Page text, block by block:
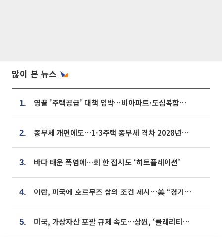
많이 본 뉴스
1. 영끌 '주택공급' 대책 임박⋯비아파트·도심복합까지 총동원
2. 종부세 개편에도…1·3주택 종부세 격차 2028년부터 확대
3. 바다 태운 폭염에…회 한 접시도 ‘히트플레이션’
4. 이란, 미국에 호르무즈 합의 조건 제시…美 “경기 아직 안 끝나” [종합]
5. 미국, 가상자산 포괄 규제 속도…상원, ‘클래리티법’ 9월 절차투표 추진